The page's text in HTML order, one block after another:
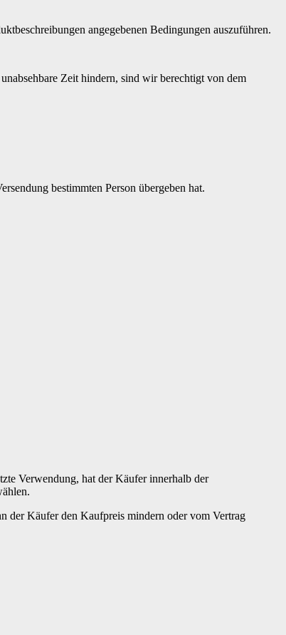
angegebenen Bedingungen auszuführen.
Zeit hindern, sind wir berechtigt von dem
bestimmten Person übergeben hat.
Verwendung, hat der Käufer innerhalb der
der Käufer den Kaufpreis mindern oder vom Vertrag